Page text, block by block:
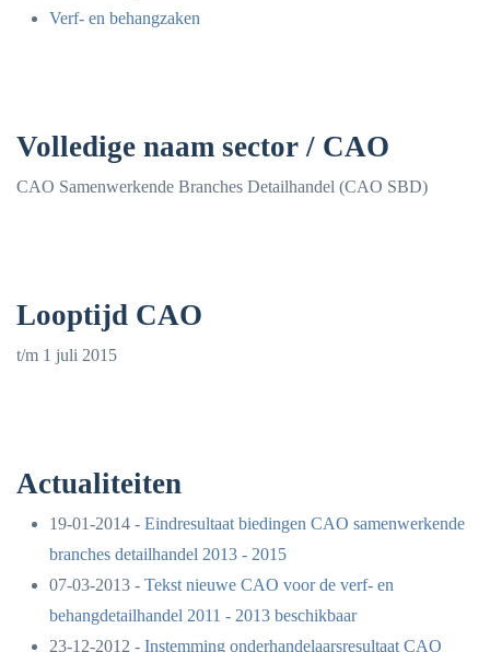
Verf- en behangzaken
Volledige naam sector / CAO
CAO Samenwerkende Branches Detailhandel (CAO SBD)
Looptijd CAO
t/m 1 juli 2015
Actualiteiten
19-01-2014 - Eindresultaat biedingen CAO samenwerkende
branches detailhandel 2013 - 2015
07-03-2013 - Tekst nieuwe CAO voor de verf- en
behangdetailhandel 2011 - 2013 beschikbaar
23-12-2012 - Instemming onderhandelaarsresultaat CAO